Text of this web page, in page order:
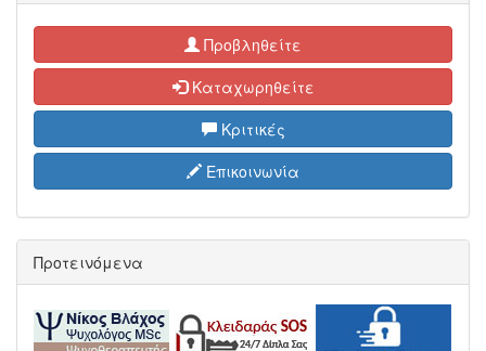
Προβληθείτε
Καταχωρηθείτε
Κριτικές
Επικοινωνία
Προτεινόμενα